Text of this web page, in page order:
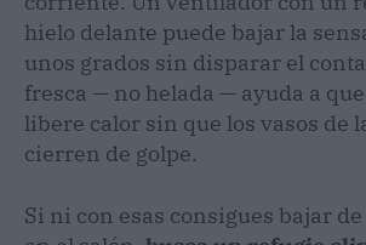
hielo delante puede bajar la
unos grados sin disparar el
fresca — no helada — ayuda a
libere calor sin que los vasos de
cierren de golpe.
Si ni con esas consigues bajar